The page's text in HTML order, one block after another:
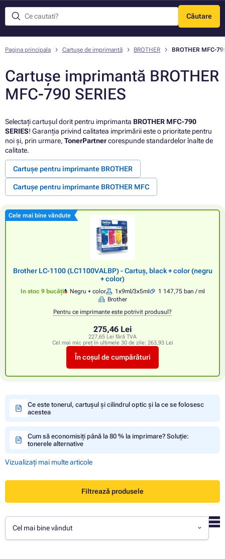
Căutare
Meniu
Pagina principala Cartușe de imprimantă BROTHER BROTHER MFC-
Cartușe imprimantă BROTHER
MFC-790 SERIES
Selectați cartușul dorit pentru imprimanta BROTHER MFC-790
SERIES! Garanția privind calitatea imprimării este o prioritate pentru
noi și, prin urmare, TonerPartnercorespunde standardelor înalte de
calitate.
Cartușe pentru imprimante BROTHER
Cartușe pentru imprimante BROTHER MFC
Cele mai bine vândute
Brother LC-1100 (LC1100VALBP) - Cartuș, black + color (negru
+ color)
In stoc 9 bucăți Negru + color 1x9ml/3x5ml
1 147,75 ban / ml
Brother
Pentru ce imprimante este potrivit produsul?
275,46 Lei
227,65 Lei fără TVA
Cel mai mic preț în ultimele 30 de zile: 263,93 Lei
În coșul de cumpărături
Ce este tonerul, cartușul și cilindrul optic și la ce se folosesc
acestea
Cum să economisiți până la 80 % la imprimare? Soluție:
tonerele alternative
Vizualizați mai multe articole
Filtrează produsele
Cel mai bine vândut